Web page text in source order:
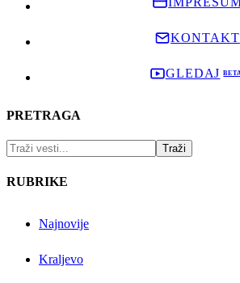
KONTAKT
GLEDAJ
PRETRAGA
RUBRIKE
Najnovije
Kraljevo